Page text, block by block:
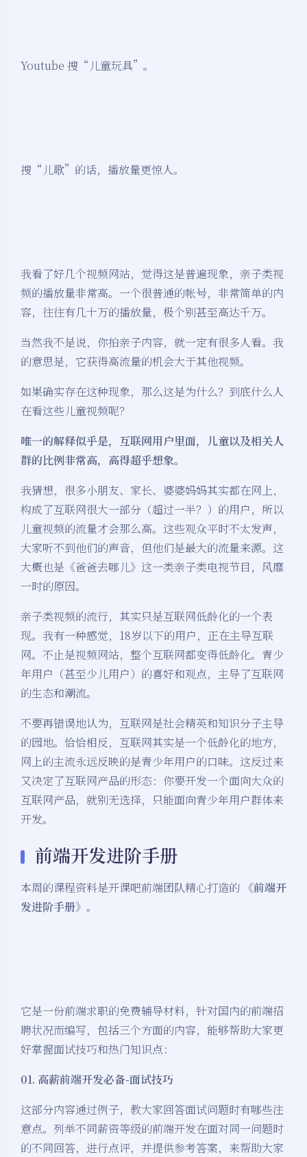
Youtube 搜“儿童玩具”。
搜“儿歌”的话，播放量更惊人。
我看了好几个视频网站，觉得这是普遍现象，亲子类视
频的播放量非常高。一个很普通的帐号，非常简单的内
容，往往有几十万的播放量，极个别甚至高达千万。
当然我不是说，你拍亲子内容，就一定有很多人看。我
的意思是，它获得高流量的机会大于其他视频。
如果确实存在这种现象，那么这是为什么？到底什么人
在看这些儿童视频呢？
唯一的解释似乎是，互联网用户里面，儿童以及相关人
群的比例非常高，高得超乎想象。
我猜想，很多小朋友、家长、婆婆妈妈其实都在网上，
构成了互联网很大一部分（超过一半？）的用户，所以
儿童视频的流量才会那么高。这些观众平时不太发声，
大家听不到他们的声音，但他们是最大的流量来源。这
大概也是《爸爸去哪儿》这一类亲子类电视节目，风靡
一时的原因。
亲子类视频的流行，其实只是互联网低龄化的一个表
现。我有一种感觉，18岁以下的用户，正在主导互联
网。不止是视频网站，整个互联网都变得低龄化。青少
年用户（甚至少儿用户）的喜好和观点，主导了互联网
的生态和潮流。
不要再错误地认为，互联网是社会精英和知识分子主导
的园地。恰恰相反，互联网其实是一个低龄化的地方，
网上的主流永远反映的是青少年用户的口味。这反过来
又决定了互联网产品的形态：你要开发一个面向大众的
互联网产品，就别无选择，只能面向青少年用户群体来
开发。
前端开发进阶手册
本周的课程资料是开课吧前端团队精心打造的 《前端开
发进阶手册》 。
它是一份前端求职的免费辅导材料，针对国内的前端招
聘状况而编写，包括三个方面的内容，能够帮助大家更
好掌握面试技巧和热门知识点：
01. 高薪前端开发必备-面试技巧
这部分内容通过例子，教大家回答面试问题时有哪些注
意点。列举不同薪资等级的前端开发在面对同一问题时
的不同回答，进行点评，并提供参考答案，来帮助大家